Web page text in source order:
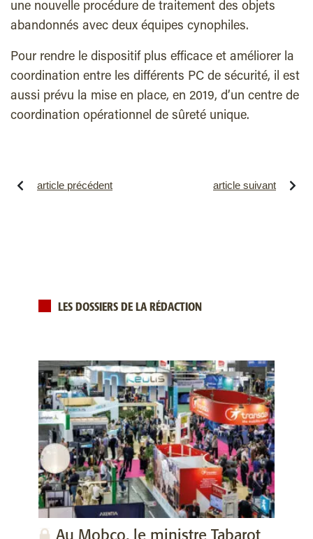
une nouvelle procédure de traitement des objets
abandonnés avec deux équipes cynophiles.
Pour rendre le dispositif plus efficace et améliorer la
coordination entre les différents PC de sécurité, il est
aussi prévu la mise en place, en 2019, d’un centre de
coordination opérationnel de sûreté unique.
article précédent article suivant
LES DOSSIERS DE LA RÉDACTION